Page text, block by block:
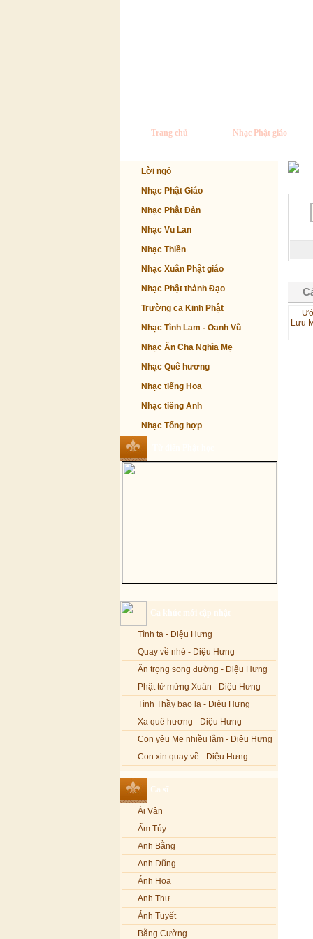
Trang chủ Nhạc Phật giáo
Lời ngỏ
Nhạc Phật Giáo
Nhạc Phật Đản
Nhạc Vu Lan
Nhạc Thiền
Nhạc Xuân Phật giáo
Nhạc Phật thành Đạo
Trường ca Kinh Phật
Nhạc Tình Lam - Oanh Vũ
Nhạc Ân Cha Nghĩa Mẹ
Nhạc Quê hương
Nhạc tiếng Hoa
Nhạc tiếng Anh
Nhạc Tổng hợp
Ca khúc mới cập nhật
Tình ta - Diệu Hưng
Quay về nhé - Diệu Hưng
Ân trọng song đường - Diệu Hưng
Phật tử mừng Xuân - Diệu Hưng
Tình Thầy bao la - Diệu Hưng
Xa quê hương - Diệu Hưng
Con yêu Mẹ nhiều lắm - Diệu Hưng
Con xin quay về - Diệu Hưng
Nếu xa Phật - Diệu Hưng
Tình Lam - Kim Khánh & Hoàng
Vĩnh
Xin cho con niềm tin - Kim Linh
Quán Âm Mẹ hiền - Kim Linh
Nhạc niệm Nam Mô A Di Đà Phật -
Kim Linh
Mẹ Từ Bi - Kim Linh
12 Lời nguyện của Bồ tát Quán Thế
Âm - Kim Linh
Ca sĩ
Ái Vân
Ẩm Túy
Anh Bằng
Anh Dũng
Ánh Hoa
Anh Thư
Ánh Tuyết
Bằng Cường
Lưu